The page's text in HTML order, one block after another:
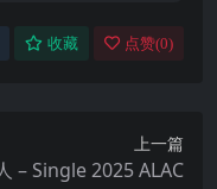
收藏 点赞(0)
上一篇
梁静茹 住在心里的人 – Single 2025 ALAC